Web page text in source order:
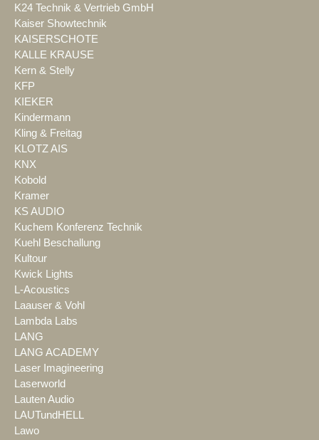
K24 Technik & Vertrieb GmbH
Kaiser Showtechnik
KAISERSCHOTE
KALLE KRAUSE
Kern & Stelly
KFP
KIEKER
Kindermann
Kling & Freitag
KLOTZ AIS
KNX
Kobold
Kramer
KS AUDIO
Kuchem Konferenz Technik
Kuehl Beschallung
Kultour
Kwick Lights
L-Acoustics
Laauser & Vohl
Lambda Labs
LANG
LANG ACADEMY
Laser Imagineering
Laserworld
Lauten Audio
LAUTundHELL
Lawo